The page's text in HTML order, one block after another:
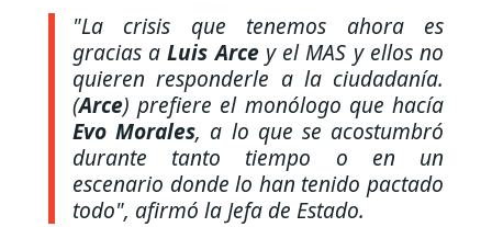
"La crisis que tenemos ahora es
gracias aLuis Arce y el MAS y ellos no
quieren responderle a la ciudadanía.
(Arce) prefiere el monólogo que hacía
Evo Morales, a lo que se acostumbró
durante tanto tiempo o en un
escenario donde lo han tenido pactado
todo", afirmó la Jefa de Estado.